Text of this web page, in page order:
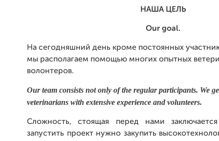
НАША ЦЕЛЬ
Our goal.
На сегодняшний день кроме постоянных
мы располагаем помощью многих опытных
волонтеров.
Our team consists not only of the regular participants. We
veterinarians with extensive experience and volunteers.
Сложность, стоящая перед нами
запустить проект нужно закупить